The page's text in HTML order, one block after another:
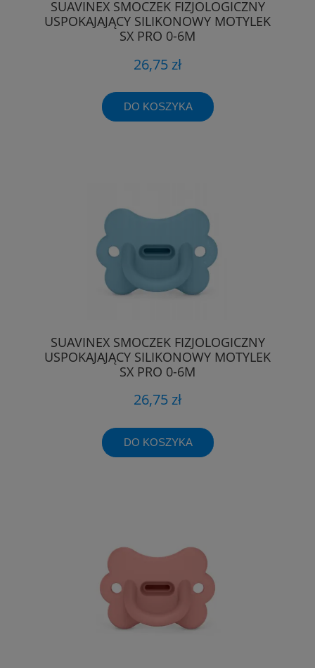
SUAVINEX SMOCZEK FIZJOLOGICZNY
USPOKAJAJĄCY SILIKONOWY MOTYLEK
SX PRO 0-6M
26,75 zł
DO KOSZYKA
SUAVINEX SMOCZEK FIZJOLOGICZNY
USPOKAJAJĄCY SILIKONOWY MOTYLEK
SX PRO 0-6M
26,75 zł
DO KOSZYKA